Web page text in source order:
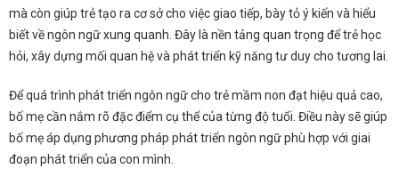
mà còn giúp trẻ tạo ra cơ sở cho việc giao tiếp, bày tỏ ý kiến và hiểu
biết về ngôn ngữ xung quanh. Đây là nền tảng quan trọng để trẻ học
hỏi, xây dựng mối quan hệ và phát triển kỹ năng tư duy cho tương lai.
Để quá trình phát triển ngôn ngữ cho trẻ mầm non đạt hiệu quả cao,
bố mẹ cần nắm rõ đặc điểm cụ thể của từng độ tuổi. Điều này sẽ giúp
bố mẹ áp dụng phương pháp phát triển ngôn ngữ phù hợp với giai
đoạn phát triển của con mình.